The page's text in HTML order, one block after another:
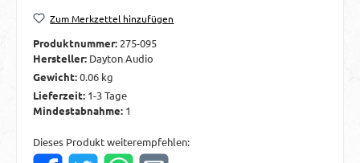
Zum Merkzettel hinzufügen
Produktnummer: 275-095
Hersteller: Dayton Audio
Gewicht:0.06 kg
Lieferzeit: 1-3 Tage
Mindestabnahme: 1
Dieses Produkt weiterempfehlen: